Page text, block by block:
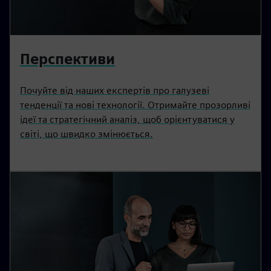
Перспективи
Почуйте від наших експертів про галузеві
тенденції та нові технології. Отримайте прозорливі
ідеї та стратегічний аналіз, щоб орієнтуватися у
світі, що швидко змінюється.